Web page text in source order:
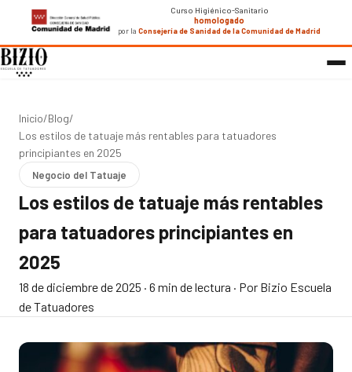
Curso Higiénico-Sanitario
homologado
por laConsejería de Sanidad de la Comunidad de Madrid
Inicio/Blog/
Los estilos de tatuaje más rentables para tatuadores
principiantes en 2025
Negocio del Tatuaje
Los estilos de tatuaje más rentables
para tatuadores principiantes en
2025
18 de diciembre de 2025 · 6 min de lectura · Por Bizio Escuela
de Tatuadores